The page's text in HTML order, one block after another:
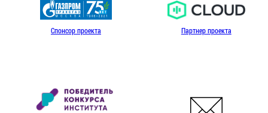
Спонсор проекта Партнер проекта